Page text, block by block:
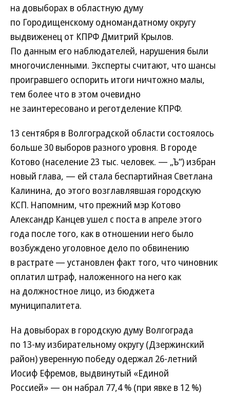
на довыборах в областную думу
по Городищенскому одномандатному округу
выдвиженец от КПРФ Дмитрий Крылов.
По данным его наблюдателей, нарушения были
многочисленными. Эксперты считают, что шансы
проигравшего оспорить итоги ничтожно малы,
тем более что в этом очевидно
не заинтересовано и реготделение КПРФ.
13 сентября в Волгоградской области состоялось
больше 30 выборов разного уровня. В городе
Котово (население 23 тыс. человек. — „Ъ“) избран
новый глава, — ей стала беспартийная Светлана
Калинина, до этого возглавлявшая городскую
КСП. Напомним, что прежний мэр Котово
Александр Канцев ушел с поста в апреле этого
года после того, как в отношении него было
возбуждено уголовное дело по обвинению
в растрате — установлен факт того, что чиновник
оплатил штраф, наложенного на него как
на должностное лицо, из бюджета
муниципалитета.
На довыборах в городскую думу Волгограда
по 13‑му избирательному округу (Дзержинский
район) уверенную победу одержал 26‑летний
Иосиф Ефремов, выдвинутый «Единой
Россией» — он набрал 77,4 % (при явке в 12 %)